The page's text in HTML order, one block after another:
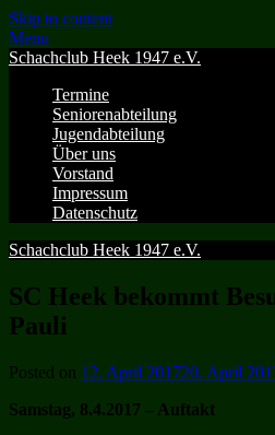
Skip to content
Menu
Schachclub Heek 1947 e.V.
Termine
Seniorenabteilung
Jugendabteilung
Über uns
Vorstand
Impressum
Datenschutz
Schachclub Heek 1947 e.V.
SC Heek bekommt
Pauli
Posted on 12. April 201720. April
Samstag, 8.4.2017 – Auftakt